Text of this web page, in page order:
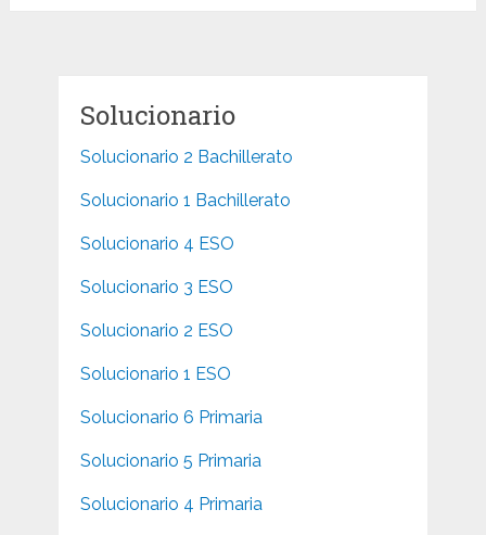
Solucionario
Solucionario 2 Bachillerato
Solucionario 1 Bachillerato
Solucionario 4 ESO
Solucionario 3 ESO
Solucionario 2 ESO
Solucionario 1 ESO
Solucionario 6 Primaria
Solucionario 5 Primaria
Solucionario 4 Primaria